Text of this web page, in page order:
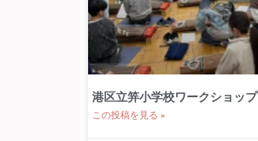
港区立笄小学校ワークショップ
この投稿を見る »